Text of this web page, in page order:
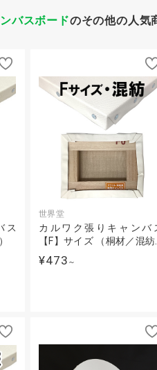
バスボードのその他の人気
ス
世界堂
カルワク張りキャンバ
【F】サイズ （桐材／混紡
¥473 ～